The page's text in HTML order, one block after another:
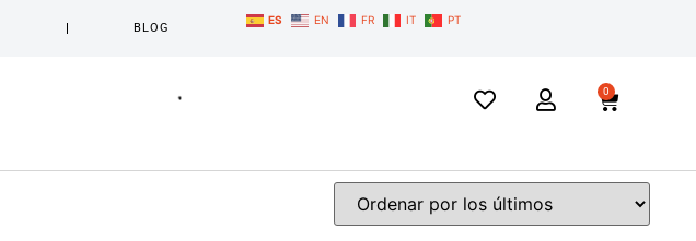
BLOG
ES EN FR IT PT
0